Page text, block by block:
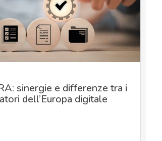
sinergie e differenze tra i
dell’Europa digitale